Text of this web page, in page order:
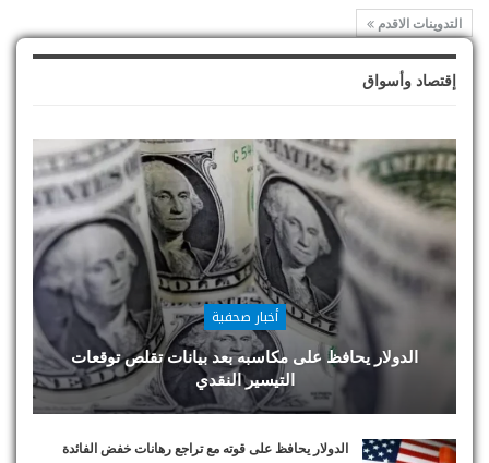
التدوينات الاقدم
إقتصاد وأسواق
أخبار صحفية
الدولار يحافظ على مكاسبه بعد بيانات تقلص توقعات
التيسير النقدي
الدولار يحافظ على قوته مع تراجع رهانات خفض الفائدة